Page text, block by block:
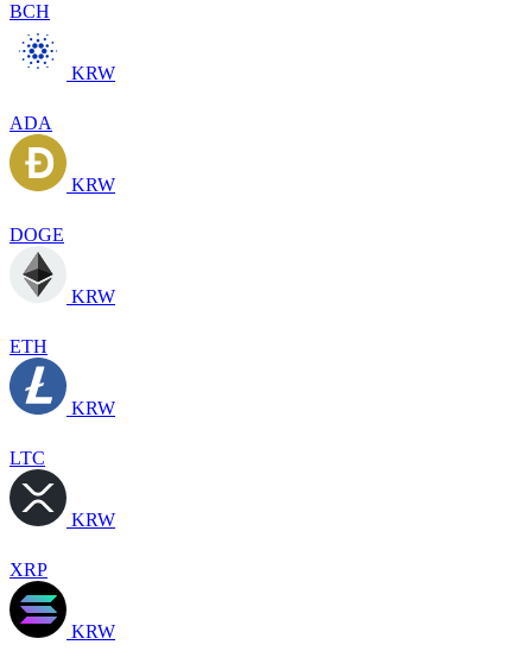
BCH
KRW
ADA
KRW
DOGE
KRW
ETH
KRW
LTC
KRW
XRP
KRW